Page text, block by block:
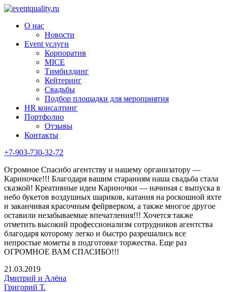
О нас
Новости
Event услуги
Корпоратив
MICE
Тимбилдинг
Кейтеринг
Свадьбы
Подбор площадки для мероприятия
HR консалтинг
Портфолио
Отзывы
Контакты
+7-903-730-32-72
Огромное Спасибо агентству и нашему организатору —
Кариночке!!! Благодаря вашим стараниям наша свадьба стала
сказкой! Креативные идеи Кариночки — начиная с выпуска в
небо букетов воздушных шариков, катания на роскошной яхте
и заканчивая красочным фейрверком, а также многое другое
оставили незабываемые впечатления!!! Хочется также
отметить высокий профессионализм сотрудников агентства
благодаря которому легко и быстро разрешались все
непростые мометы в подготовке торжества. Еще раз
ОГРОМНОЕ ВАМ СПАСИБО!!!
21.03.2019
Дмитрий и Алёна
Григорий Т.